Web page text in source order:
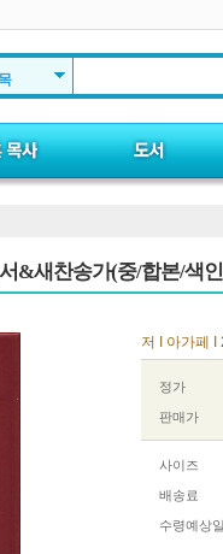
&새찬송가(중/합본/색
저 I 아가페
정가
판매가
사이즈
배송료
수령예상